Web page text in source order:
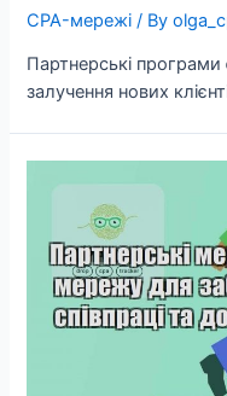
CPA-мережі / By
Партнерські
залучення нових